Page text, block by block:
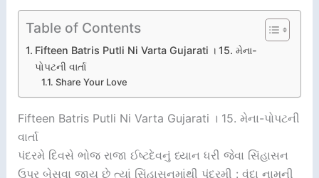
Table of Contents
Fifteen Batris Putli Ni Varta Gujarati । 15. મેના-
પોપટની વાર્તા
Share Your Love
Fifteen Batris Putli Ni Varta Gujarati । 15. મેના-પોપટની
વાર્તા
પંદરમે દિવસે ભોજ રાજા ઈષ્ટદેવનું ધ્યાન ધરી જેવા સિંહાસન
ઉપર બેસવા જાય છે ત્યાં સિંહાસનમાંથી પંદરમી : વૃંદા નામની